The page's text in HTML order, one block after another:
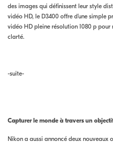
des images qui définissent leur style
vidéo HD, le D3400 offre d’une simple
vidéo HD pleine résolution 1080 p
clarté.
-suite-
Capturer le monde à travers un
Nikon a aussi annoncé deux nouveaux